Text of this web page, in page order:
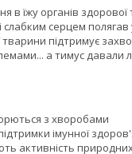
в їжу органів
слабким серцем
підтримує
а тимус давали
з хворобами
імунної
активність природних